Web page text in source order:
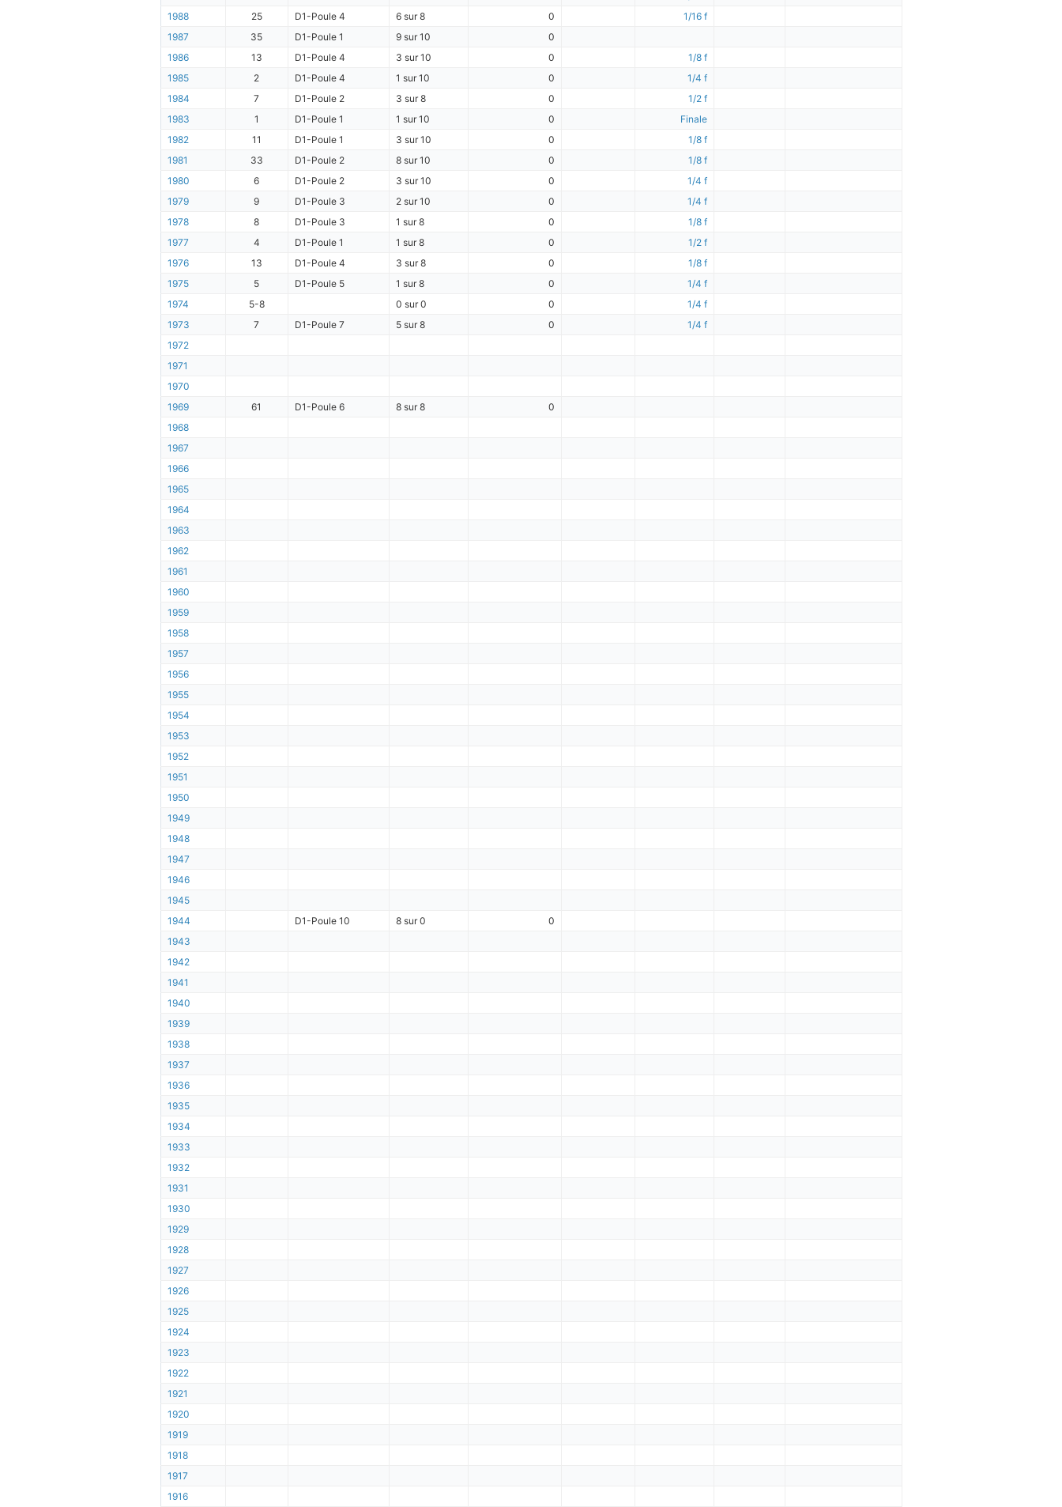
1988
25 D1-Poule 4 6 sur 8 0
1/16 f
1987
35 D1-Poule 1 9 sur 10
0
1986
13 D1-Poule 4 3 sur 10 0
1/8 f
1985
2 D1-Poule 4 1 sur 10 0
1/4 f
1984
7 D1-Poule 2 3 sur 8 0
1/2 f
1983
1 D1-Poule 1 1 sur 10 0
Finale
1982
11 D1-Poule 1 3 sur 10 0
1/8 f
1981
33 D1-Poule 2 8 sur 10 0
1/8 f
1980
6 D1-Poule 2 3 sur 10 0
1/4 f
1979
9 D1-Poule 3 2 sur 10 0
1/4 f
1978
8 D1-Poule 3 1 sur 8 0
1/8 f
1977
4 D1-Poule 1 1 sur 8 0
1/2 f
1976
13 D1-Poule 4 3 sur 8 0
1/8 f
1975
5 D1-Poule 5 1 sur 8 0
1/4 f
1974
5-8 0 sur 0 0
1/4 f
1973
7 D1-Poule 7 5 sur 8 0
1/4 f
1972
1971
1970
1969
61 D1-Poule 6 8 sur 8
0
1968
1967
1966
1965
1964
1963
1962
1961
1960
1959
1958
1957
1956
1955
1954
1953
1952
1951
1950
1949
1948
1947
1946
1945
1944
D1-Poule 10 8 sur 0
0
1943
1942
1941
1940
1939
1938
1937
1936
1935
1934
1933
1932
1931
1930
1929
1928
1927
1926
1925
1924
1923
1922
1921
1920
1919
1918
1917
1916